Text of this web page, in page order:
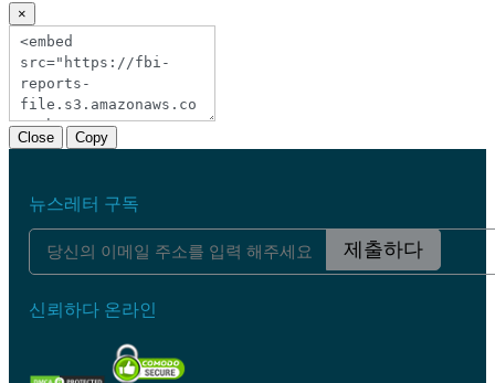
×
Close Copy
뉴스레터 구독
제출하다
신뢰하다 온라인